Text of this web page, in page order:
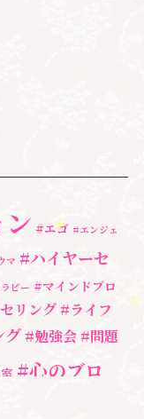
ディアムシッ
#エゴ #エンジェ
マ #ハイヤーセ
ピー #マインドブロ
リング #ライフ
グ #勉強会 #問題
#心のブロ